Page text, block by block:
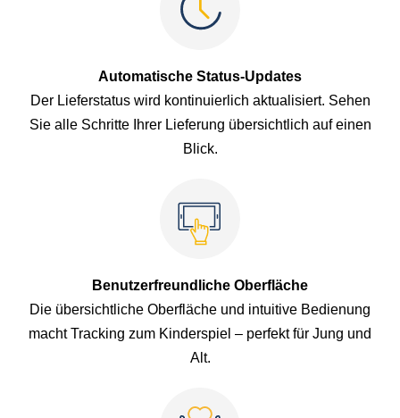
Automatische Status-Updates
Der Lieferstatus wird kontinuierlich aktualisiert. Sehen
Sie alle Schritte Ihrer Lieferung übersichtlich auf einen
Blick.
Benutzerfreundliche Oberfläche
Die übersichtliche Oberfläche und intuitive Bedienung
macht Tracking zum Kinderspiel – perfekt für Jung und
Alt.